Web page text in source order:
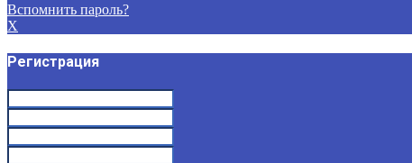
Вспомнить пароль?
X
Регистрация